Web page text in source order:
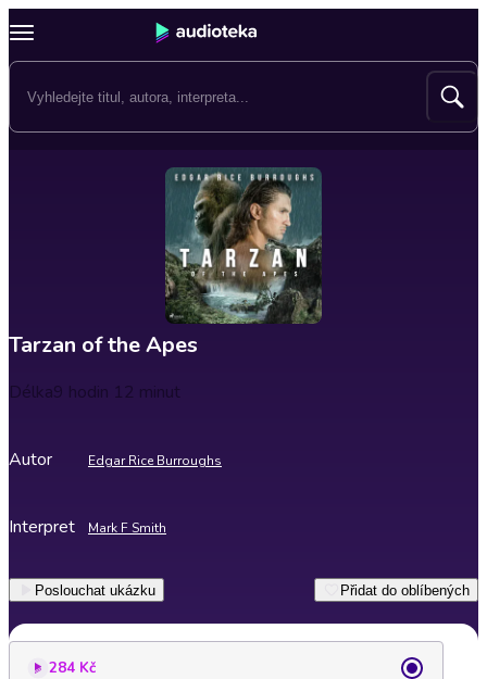
Tarzan of the Apes
Délka9 hodin 12 minut
Autor Edgar Rice Burroughs
Interpret Mark F Smith
Poslouchat ukázku Přidat do oblíbených
284 Kč